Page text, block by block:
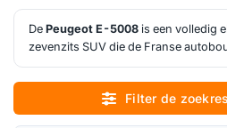
De Peugeot E-5008 is een volledig
zevenzits SUV die de Franse
de kaart zet in het middensegment.
compromissen op ruimte, geen
rijervaring – dit is een gezinsauto die
genomen wil worden. Het drierij-
Filter de